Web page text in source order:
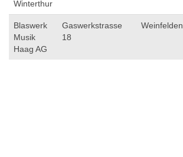
Winterthur
Blaswerk
Musik
Haag AG
Gaswerkstrasse
18
Weinfelden